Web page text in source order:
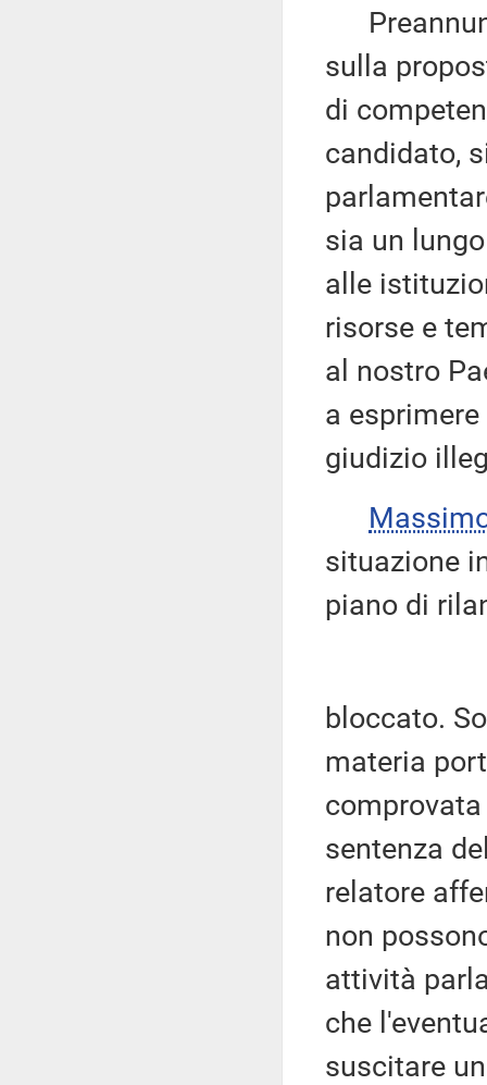
sulla
di
candidato,
sia un
alle
risorse e
al nostro
a
giudizio
situazione
piano di
bloccato.
materia
sentenza
relatore
non
attività
che
suscitare